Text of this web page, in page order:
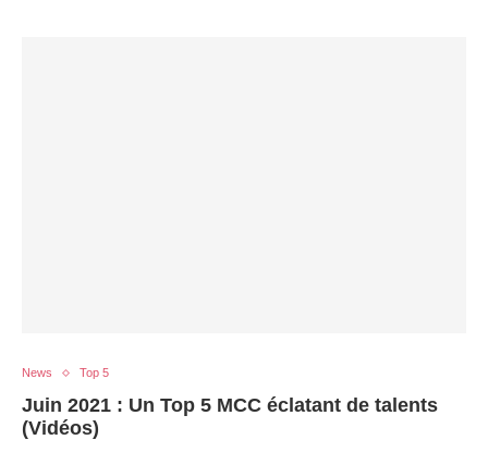
News Top 5
Juin 2021 : Un Top 5 MCC éclatant de talents
(Vidéos)